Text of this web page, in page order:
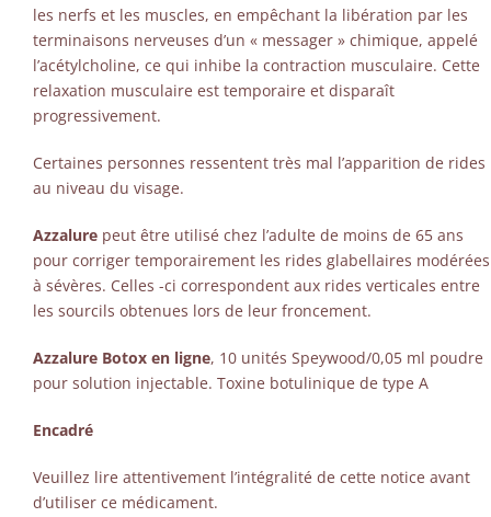
les nerfs et les muscles, en empêchant la libération par les
terminaisons nerveuses d’un « messager » chimique, appelé
l’acétylcholine, ce qui inhibe la contraction musculaire. Cette
relaxation musculaire est temporaire et disparaît
progressivement.
Certaines personnes ressentent très mal l’apparition de rides
au niveau du visage.
Azzalure peut être utilisé chez l’adulte de moins de 65 ans
pour corriger temporairement les rides glabellaires modérées
à sévères. Celles -ci correspondent aux rides verticales entre
les sourcils obtenues lors de leur froncement.
Azzalure Botox en ligne, 10 unités Speywood/0,05 ml poudre
pour solution injectable. Toxine botulinique de type A
Encadré
Veuillez lire attentivement l’intégralité de cette notice avant
d’utiliser ce médicament.